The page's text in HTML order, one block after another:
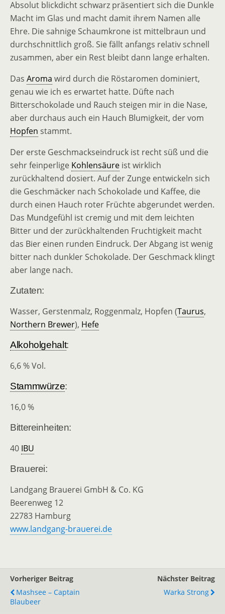
Absolut blickdicht schwarz präsentiert sich die Dunkle
Macht im Glas und macht damit ihrem Namen alle
Ehre. Die sahnige Schaumkrone ist mittelbraun und
durchschnittlich groß. Sie fällt anfangs relativ schnell
zusammen, aber ein Rest bleibt dann lange erhalten.
Das Aroma wird durch die Röstaromen dominiert,
genau wie ich es erwartet hatte. Düfte nach
Bitterschokolade und Rauch steigen mir in die Nase,
aber durchaus auch ein Hauch Blumigkeit, der vom
Hopfen stammt.
Der erste Geschmackseindruck ist recht süß und die
sehr feinperlige Kohlensäure ist wirklich
zurückhaltend dosiert. Auf der Zunge entwickeln sich
die Geschmäcker nach Schokolade und Kaffee, die
durch einen Hauch roter Früchte abgerundet werden.
Das Mundgefühl ist cremig und mit dem leichten
Bitter und der zurückhaltenden Fruchtigkeit macht
das Bier einen runden Eindruck. Der Abgang ist wenig
bitter nach dunkler Schokolade. Der Geschmack klingt
aber lange nach.
Zutaten:
Wasser, Gerstenmalz, Roggenmalz, Hopfen (Taurus,
Northern Brewer), Hefe
Alkoholgehalt:
6,6 % Vol.
Stammwürze:
16,0 %
Bittereinheiten:
40 IBU
Brauerei:
Landgang Brauerei GmbH & Co. KG
Beerenweg 12
22783 Hamburg
www.landgang-brauerei.de
Vorheriger Beitrag
Mashsee – Captain
Blaubeer
Nächster Beitrag
Warka Strong